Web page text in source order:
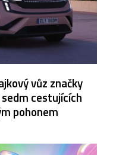
vůz značky
cestujících
pohonem